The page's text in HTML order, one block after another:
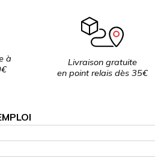
à
Livraison gratuite
en point relais dès 35€